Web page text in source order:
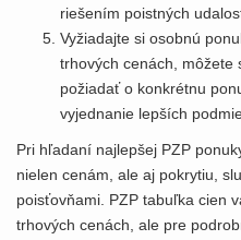
riešením poistných
Vyžiadajte si osobnú
trhových cenách, môžete
požiadať o konkrétnu
vyjednanie lepších
Pri hľadaní najlepšej PZP
nielen cenám, ale aj pokrytiu,
poisťovňami. PZP tabuľka cien
trhových cenách, ale pre